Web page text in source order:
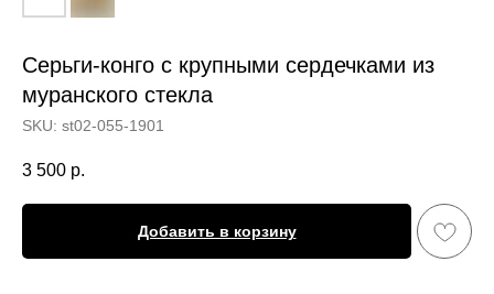
Серьги-конго с крупными сердечками из
муранского стекла
SKU: st02-055-1901
3 500 р.
Добавить в корзину